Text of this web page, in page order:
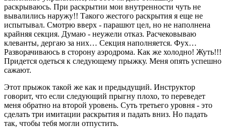
раскрываюсь. При раскрытии мои внутренности чуть не
вывалились наружу!! Такого жестого раскрытия я еще не
испытывал. Смотрю вверх - парашют цел, но не наполнена
крайняя секция. Думаю - неужели отказ. Расчековываю
клеванты, дергаю за них… Секция наполняется. Фух…
Разворачиваюсь в сторону аэродрома. Как же холодно! Жуть!!!
Придется одеться к следующему прыжку. Меня опять успешно
сажают.
Этот прыжок такой же как и предыдущий. Инструктор
говорит, что если следующий прыгну плохо, то переведет
меня обратно на второй уровень. Суть третьего уровня - это
сделать три имитации раскрытия и падать вниз. Но падать
так, чтобы тебя могли отпустить.